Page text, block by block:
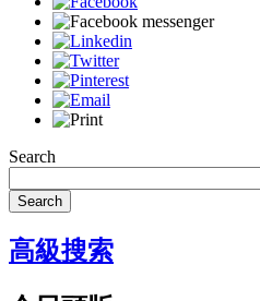
Search
Search
高級搜索